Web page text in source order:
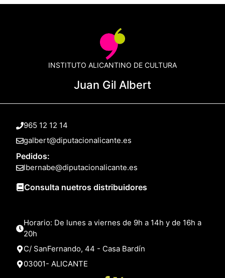
INSTITUTO ALICANTINO DE CULTURA
Juan Gil Albert
965 12 12 14
galbert@diputacionalicante.es
Pedidos:
lbernabe@diputacionalicante.es
Consulta nuetros distribuidores
Horario: De lunes a viernes de 9h a 14h y de 16h a
20h
C/ SanFernando, 44 - Casa Bardín
03001- ALICANTE